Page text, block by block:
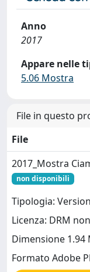
Anno
2017
Appare nelle
5.06 Mostra
File in questo
File
2017_Mostra
non disponibili
Tipologia:
Licenza: DRM
Dimensione 1.94
Formato Adobe